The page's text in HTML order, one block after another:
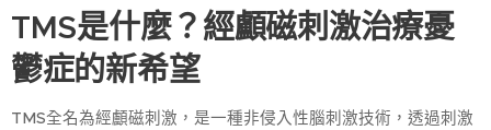
TMS是什麼？經顱磁刺激治療憂
鬱症的新希望
TMS全名為經顱磁刺激，是一種非侵入性腦刺激技術，透過刺激